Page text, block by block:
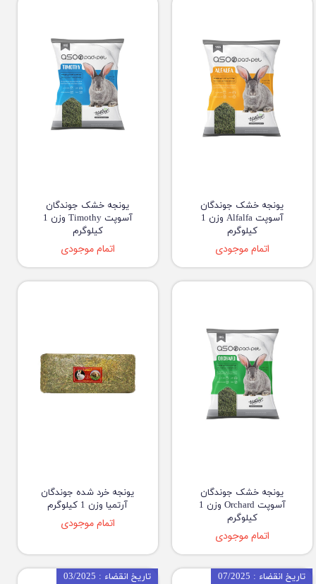
یونجه خشک جوندگان
آسوپت Alfalfa وزن 1
کیلوگرم
اتمام موجودی
یونجه خشک جوندگان
آسوپت Timothy وزن 1
کیلوگرم
اتمام موجودی
یونجه خشک جوندگان
آسوپت Orchard وزن 1
کیلوگرم
اتمام موجودی
یونجه خرد شده جوندگان
آرتمیا وزن 1 کیلوگرم
اتمام موجودی
تاریخ انقضاء : 07/2025 تاریخ انقضاء : 03/2025